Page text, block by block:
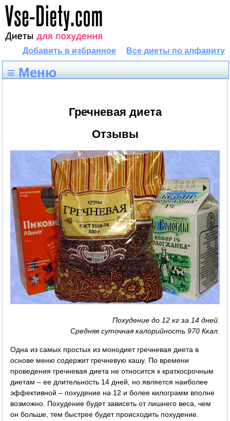
Все диеты по алфавиту
Добавить в избранное
≡ Меню
Гречневая диета
Отзывы
Похудение до 12 кг за 14 дней.
Средняя суточная калорийность 970 Ккал.
Одна из самых простых из монодиет гречневая диета в
основе меню содержит гречневую кашу. По времени
проведения гречневая диета не относится к краткосрочным
диетам – ее длительность 14 дней, но является наиболее
эффективной – похудение на 12 и более килограмм вполне
возможно. Похудение будет зависеть от лишнего веса, чем
он больше, тем быстрее будет происходить похудение.